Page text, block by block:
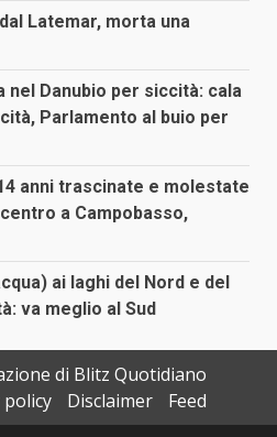
Latemar, morta una
nel Danubio per siccità: cala
Parlamento al buio per
anni trascinate e molestate
a Campobasso,
ai laghi del Nord e del
va meglio al Sud
di Blitz Quotidiano
policy Disclaimer Feed